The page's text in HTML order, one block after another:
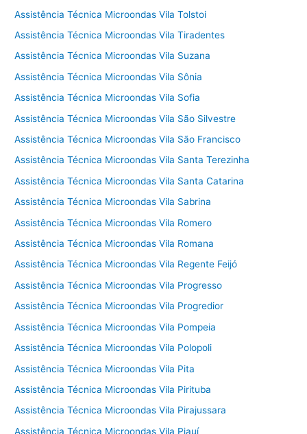
Assistência Técnica Microondas Vila Tolstoi
Assistência Técnica Microondas Vila Tiradentes
Assistência Técnica Microondas Vila Suzana
Assistência Técnica Microondas Vila Sônia
Assistência Técnica Microondas Vila Sofia
Assistência Técnica Microondas Vila São Silvestre
Assistência Técnica Microondas Vila São Francisco
Assistência Técnica Microondas Vila Santa Terezinha
Assistência Técnica Microondas Vila Santa Catarina
Assistência Técnica Microondas Vila Sabrina
Assistência Técnica Microondas Vila Romero
Assistência Técnica Microondas Vila Romana
Assistência Técnica Microondas Vila Regente Feijó
Assistência Técnica Microondas Vila Progresso
Assistência Técnica Microondas Vila Progredior
Assistência Técnica Microondas Vila Pompeia
Assistência Técnica Microondas Vila Polopoli
Assistência Técnica Microondas Vila Pita
Assistência Técnica Microondas Vila Pirituba
Assistência Técnica Microondas Vila Pirajussara
Assistência Técnica Microondas Vila Piauí